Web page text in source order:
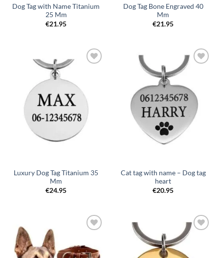
Dog Tag with Name Titanium
25 Mm
€21.95
Dog Tag Bone Engraved 40
Mm
€21.95
verlanglijst
Luxury Dog Tag Titanium 35
Mm
€24.95
Toevoegen
verlanglijst
Cat tag with name – Dog tag
heart
€20.95
aan
verlanglijst
Toevoegen
verlanglijst